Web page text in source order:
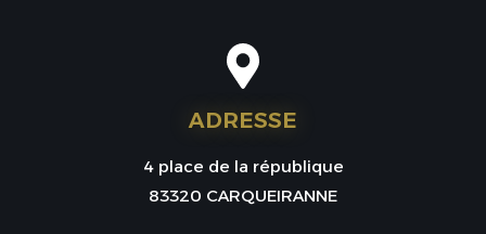
ADRESSE
4 place de la république
83320 CARQUEIRANNE